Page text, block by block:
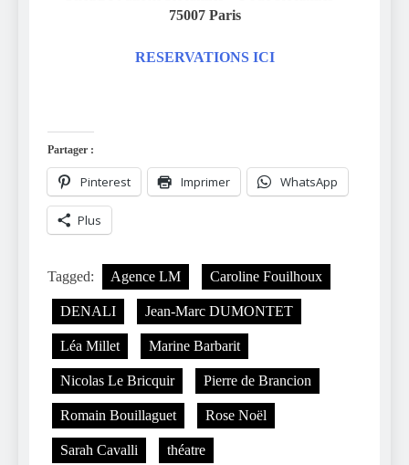
75007 Paris
RESERVATIONS ICI
Partager :
Pinterest Imprimer WhatsApp
Plus
Tagged: Agence LM Caroline Fouilhoux
DENALI Jean-Marc DUMONTET
Léa Millet Marine Barbarit
Nicolas Le Bricquir Pierre de Brancion
Romain Bouillaguet Rose Noël
Sarah Cavalli théatre